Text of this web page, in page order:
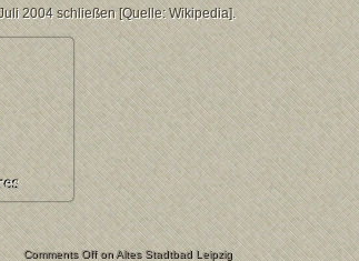
2004 schließen [Quelle: Wikipedia].
Comments Offon Altes Stadtbad Leipzig